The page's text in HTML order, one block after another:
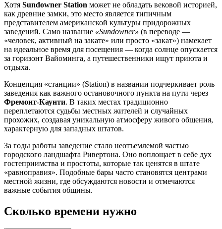
Хотя Sundowner Station может не обладать вековой историей,
как древние замки, это место является типичным
представителем американской культуры придорожных
заведений. Само название «Sundowner» (в переводе —
«человек, активный на закате» или просто «закат») намекает
на идеальное время для посещения — когда солнце опускается
за горизонт Вайоминга, а путешественники ищут приюта и
отдыха.
Концепция «станции» (Station) в названии подчеркивает роль
заведения как важного остановочного пункта на пути через
Фремонт-Каунти. В таких местах традиционно
переплетаются судьбы местных жителей и случайных
прохожих, создавая уникальную атмосферу живого общения,
характерную для западных штатов.
За годы работы заведение стало неотъемлемой частью
городского ландшафта Ривертона. Оно воплощает в себе дух
гостеприимства и простоты, которые так ценятся в штате
«равноправия». Подобные бары часто становятся центрами
местной жизни, где обсуждаются новости и отмечаются
важные события общины.
Сколько времени нужно